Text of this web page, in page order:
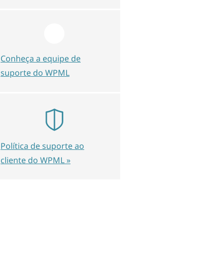
Conheça a equipe de
suporte do WPML
Política de suporte ao
cliente do WPML »